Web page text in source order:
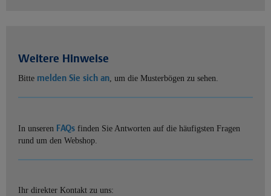
Weitere Hinweise
Bitte melden Sie sich an, um die Musterbögen zu sehen.
In unseren FAQs finden Sie Antworten auf die häufigsten Fragen
rund um den Webshop.
Ihr direkter Kontakt zu uns: